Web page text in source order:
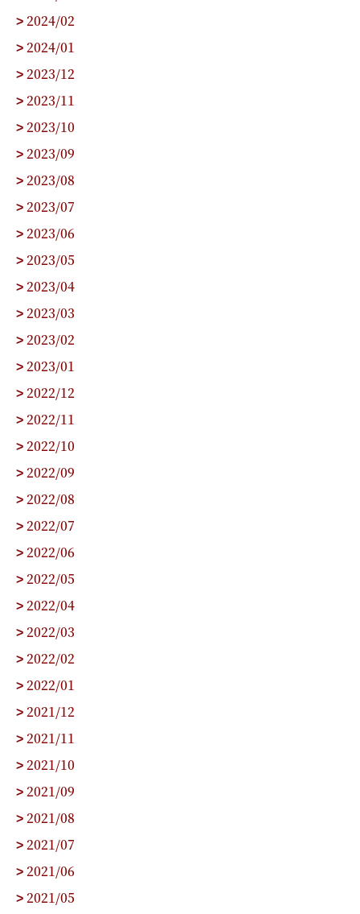
> 2024/02
> 2024/01
> 2023/12
> 2023/11
> 2023/10
> 2023/09
> 2023/08
> 2023/07
> 2023/06
> 2023/05
> 2023/04
> 2023/03
> 2023/02
> 2023/01
> 2022/12
> 2022/11
> 2022/10
> 2022/09
> 2022/08
> 2022/07
> 2022/06
> 2022/05
> 2022/04
> 2022/03
> 2022/02
> 2022/01
> 2021/12
> 2021/11
> 2021/10
> 2021/09
> 2021/08
> 2021/07
> 2021/06
> 2021/05